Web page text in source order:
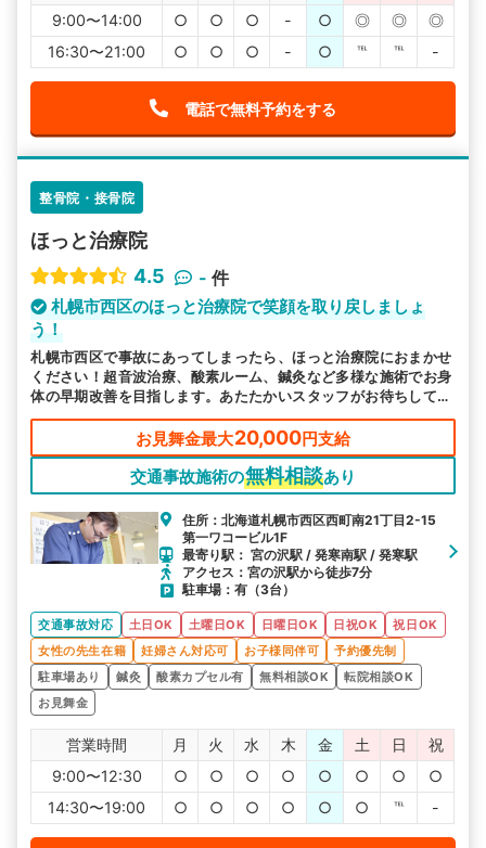
9:00〜14:00
○ ○ ○ - ○ ◎ ◎
◎
16:30〜21:00
○ ○ ○ - ○ ℡ ℡ -
電話で無料予約をする
整骨院・接骨院
ほっと治療院
4.5
- 件
札幌市西区のほっと治療院で笑顔を取り戻しましょ
う！
札幌市西区で事故にあってしまったら、ほっと治療院におまかせ
ください！超音波治療、酸素ルーム、鍼灸など多様な施術でお身
体の早期改善を目指します。あたたかいスタッフがお待ちしてお
ります。お気軽にご相談ください。
お見舞金最大20,000円支給
交通事故施術の無料相談あり
住所：北海道札幌市西区西町南21丁目2-15
第一ワコービル1F
最寄り駅： 宮の沢駅 / 発寒南駅 / 発寒駅
アクセス：宮の沢駅から徒歩7分
駐車場：有（3台）
交通事故対応 土日OK 土曜日OK 日曜日OK 日祝OK
祝日OK
女性の先生在籍
妊婦さん対応可 お子様同伴可
予約優先制
駐車場あり
鍼灸 酸素カプセル有 無料相談OK
転院相談OK
お見舞金
営業時間 月 火 水 木 金 土 日
祝
9:00〜12:30
○ ○ ○ ○ ○ ○ ○
○
14:30〜19:00
○ ○ ○ ○ ○ ○ ℡ -